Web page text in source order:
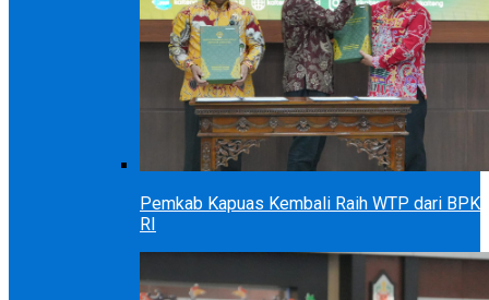
Pemkab Kapuas Kembali Raih WTP dari BPK
RI